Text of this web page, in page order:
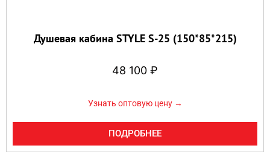
Душевая кабина STYLE S-25 (150*85*215)
48 100 ₽
Узнать оптовую цену →
ПОДРОБНЕЕ